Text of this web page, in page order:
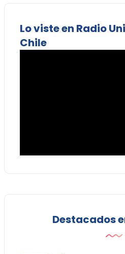
Lo viste en Radio
Chile
Destacados